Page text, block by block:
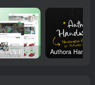
AutoRent – 汽车租赁服务 Elementor 模板套件